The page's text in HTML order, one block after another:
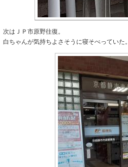
次はＪＰ市原野往復。
白ちゃんが気持ちよさそうに寝そべっていた。